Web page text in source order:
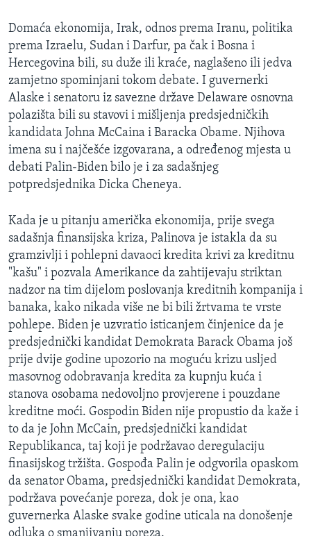
Jezici
Domaća ekonomija, Irak, odnos prema Iranu, politika
prema Izraelu, Sudan i Darfur, pa čak i Bosna i
Hercegovina bili, su duže ili kraće, naglašeno ili jedva
zamjetno spominjani tokom debate. I guvernerki
Alaske i senatoru iz savezne države Delaware osnovna
polazišta bili su stavovi i mišljenja predsjedničkih
kandidata Johna McCaina i Baracka Obame. Njihova
imena su i najčešće izgovarana, a određenog mjesta u
debati Palin-Biden bilo je i za sadašnjeg
potpredsjednika Dicka Cheneya.
Kada je u pitanju američka ekonomija, prije svega
sadašnja finansijska kriza, Palinova je istakla da su
gramzivlji i pohlepni davaoci kredita krivi za kreditnu
"kašu" i pozvala Amerikance da zahtijevaju striktan
nadzor na tim dijelom poslovanja kreditnih kompanija i
banaka, kako nikada više ne bi bili žrtvama te vrste
pohlepe. Biden je uzvratio isticanjem činjenice da je
predsjednički kandidat Demokrata Barack Obama još
prije dvije godine upozorio na moguću krizu usljed
masovnog odobravanja kredita za kupnju kuća i
stanova osobama nedovoljno provjerene i pouzdane
kreditne moći. Gospodin Biden nije propustio da kaže i
to da je John McCain, predsjednički kandidat
Republikanca, taj koji je podržavao deregulaciju
finasijskog tržišta. Gospođa Palin je odgvorila opaskom
da senator Obama, predsjednički kandidat Demokrata,
podržava povećanje poreza, dok je ona, kao
guvernerka Alaske svake godine uticala na donošenje